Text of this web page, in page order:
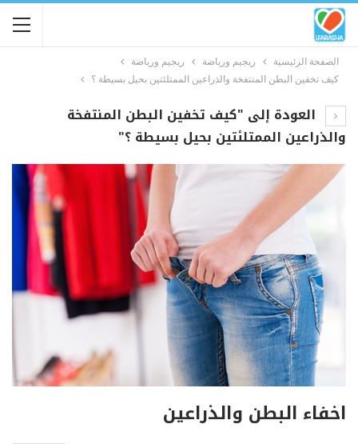
الصفحة الرئيسية ريجيم ورياضة
ريجيم ورياضة
كيف تخفين البطن المنتفخة والذراعين الممتلئتين بحيل بسيطة ؟
العودة إلى "كيف تخفين البطن المنتفخة
والذراعين الممتلئتين بحيل بسيطة ؟"
اخفاء البطن والذراعين